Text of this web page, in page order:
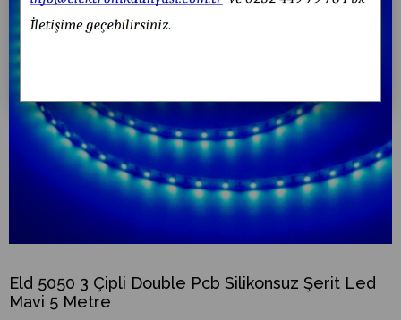
Eld 5050 3 Çipli Double Pcb Silikonsuz Şerit Led
Mavi 5 Metre